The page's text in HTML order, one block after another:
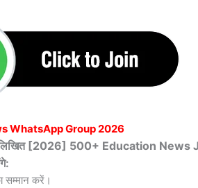
WhatsApp Group 2026
[2026] 500+ Education News
करें।